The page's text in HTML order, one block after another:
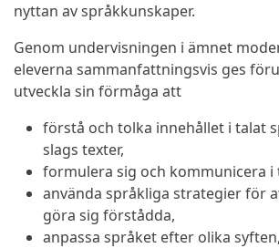
nyttan av språkkunskaper.
Genom undervisningen i ämnet
eleverna sammanfattningsvis ges
utveckla sin förmåga att
förstå och tolka innehållet i talat
slags texter,
formulera sig och kommunicera i
använda språkliga strategier för
göra sig förstådda,
anpassa språket efter olika